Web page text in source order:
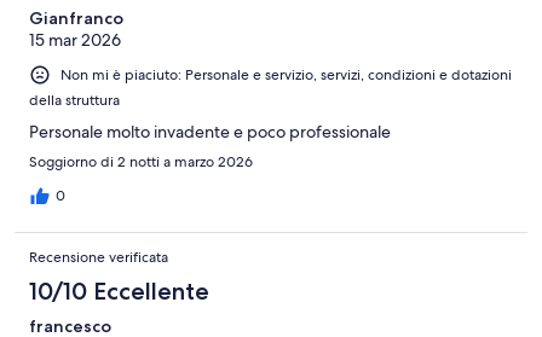
Gianfranco
15 mar 2026
Non mi è piaciuto: Personale e servizio, servizi, condizioni e dotazioni
della struttura
Personale molto invadente e poco professionale
Soggiorno di 2 notti a marzo 2026
0
Recensione verificata
10/10 Eccellente
francesco